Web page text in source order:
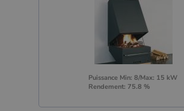
Puissance Min: 8/Max: 15 kW
Rendement: 75.8 %